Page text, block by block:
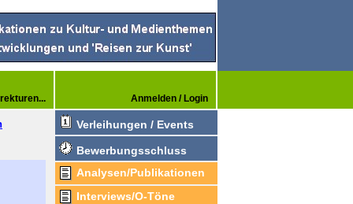
Anmelden / Login
Verleihungen / Events
Bewerbungsschluss
Analysen/Publikationen
Interviews/O-Töne